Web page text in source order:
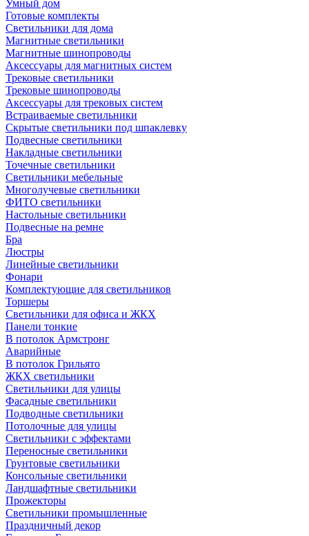
Умный дом
Готовые комплекты
Светильники для дома
Магнитные светильники
Магнитные шинопроводы
Аксессуары для магнитных систем
Трековые светильники
Трековые шинопроводы
Аксессуары для трековых систем
Встраиваемые светильники
Скрытые светильники под шпаклевку
Подвесные светильники
Накладные светильники
Точечные светильники
Светильники мебельные
Многолучевые светильники
ФИТО светильники
Настольные светильники
Подвесные на ремне
Бра
Люстры
Линейные светильники
Фонари
Комплектующие для светильников
Торшеры
Светильники для офиса и ЖКХ
Панели тонкие
В потолок Армстронг
Аварийные
В потолок Грильято
ЖКХ светильники
Светильники для улицы
Фасадные светильники
Подводные светильники
Потолочные для улицы
Светильники с эффектами
Переносные светильники
Грунтовые светильники
Консольные светильники
Ландшафтные светильники
Прожекторы
Светильники промышленные
Праздничный декор